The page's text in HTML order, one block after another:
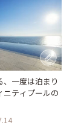
一度は泊まり
ニティプールの